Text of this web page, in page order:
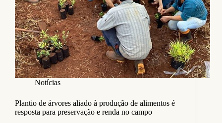
Notícias
Plantio de árvores aliado à produção de alimentos é
resposta para preservação e renda no campo